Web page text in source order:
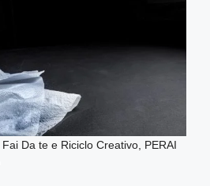
Fai Da te e Riciclo Creativo PERAI